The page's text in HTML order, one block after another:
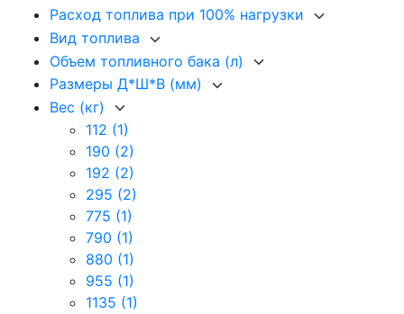
Расход топлива при 100% нагрузки
Вид топлива
Объем топливного бака (л)
Размеры Д*Ш*В (мм)
Вес (кг)
112 (1)
190 (2)
192 (2)
295 (2)
775 (1)
790 (1)
880 (1)
955 (1)
1135 (1)